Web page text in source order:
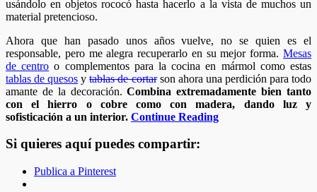
usándolo en objetos rococó hasta hacerlo a la vista de muchos un
material pretencioso.
Ahora que han pasado unos años vuelve, no se quien es el
responsable, pero me alegra recuperarlo en su mejor forma. Mesas
de centro o complementos para la cocina en mármol como estas
tablas de quesos ytablas de cortarson ahora una perdición para todo
amante de la decoración.Combina extremadamente bien tanto
con el hierro o cobre como con madera, dando luz y
sofisticación a un interior. Continue Reading
Si quieres aquí puedes compartir:
Publica a Pinterest